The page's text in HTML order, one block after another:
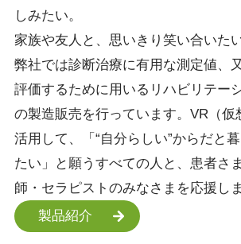
しみたい。
家族や友人と、思いきり笑い合いたい
弊社では診断治療に有用な測定値、
評価するために用いるリハビリテー
の製造販売を行っています。VR（仮
活用して、「“自分らしい”からだと
たい」と願うすべての人と、患者さ
師・セラピストのみなさまを応援しま
製品紹介